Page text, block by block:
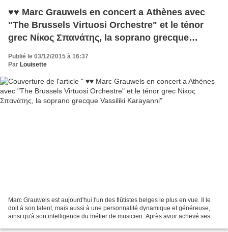
♥♥ Marc Grauwels en concert a Athènes avec
"The Brussels Virtuosi Orchestre" et le ténor
grec Νίκος Σπανάτης, la soprano grecque
Publié le 03/12/2015 à 16:37
Par Louisette
Marc Grauwels est aujourd'hui l'un des flûtistes belges le plus en vue. Il le
doit à son talent, mais aussi à une personnalité dynamique et généreuse,
ainsi qu'à son intelligence du métier de musicien. Après avoir achevé ses